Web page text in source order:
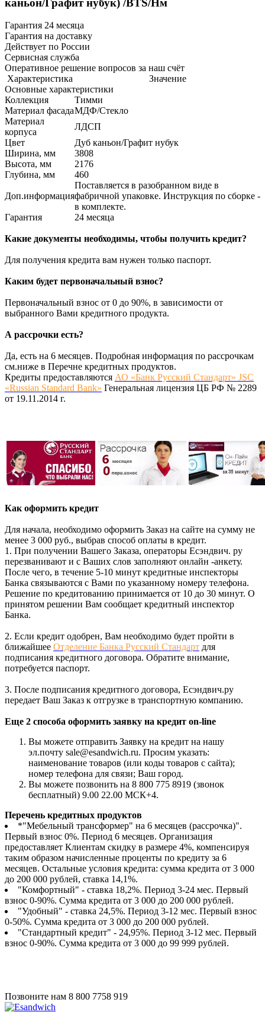
Гарантия 24 месяца
Гарантия на доставку
Действует по России
Сервисная служба
Оперативное решение вопросов за наш счёт
Характеристика
Значение
Основные характеристики
Коллекция
Тимми
Материал фасадаМДФ/Стекло
Материал
корпуса
ЛДСП
Цвет
Дуб каньон/Графит нубук
Ширина, мм
3808
Высота, мм
2176
Глубина, мм
460
Доп.информация
Поставляется в разобранном виде в
фабричной упаковке. Инструкция по сборке -
в комплекте.
Гарантия
24 месяца
Какие документы необходимы, чтобы получить кредит?
Для получения кредита вам нужен только паспорт.
Каким будет первоначальный взнос?
Первоначальный взнос от 0 до 90%, в зависимости от
выбранного Вами кредитного продукта.
А рассрочки есть?
Да, есть на 6 месяцев. Подробная информация по рассрочкам
см.ниже в Перечне кредитных продуктов.
Кредиты предоставляются АО «Банк Русский Стандарт» JSC
«Russian Standard Bank» Генеральная лицензия ЦБ РФ № 2289
от 19.11.2014 г.
Как оформить кредит
Для начала, необходимо оформить Заказ на сайте на сумму не
менее 3 000 руб., выбрав способ оплаты в кредит.
1. При получении Вашего Заказа, операторы Есэндвич. ру
перезванивают и с Ваших слов заполняют онлайн -анкету.
После чего, в течение 5-10 минут кредитные инспекторы
Банка связываются с Вами по указанному номеру телефона.
Решение по кредитованию принимается от 10 до 30 минут. О
принятом решении Вам сообщает кредитный инспектор
Банка.
2. Если кредит одобрен, Вам необходимо будет пройти в
ближайшее Отделение Банка Русский Стандарт для
подписания кредитного договора. Обратите внимание,
потребуется паспорт.
3. После подписания кредитного договора, Есэндвич.ру
передает Ваш Заказ к отгрузке в транспортную компанию.
Еще 2 способа оформить заявку на кредит on-line
Вы можете отправить Заявку на кредит на нашу
эл.почту sale@esandwich.ru. Просим указать:
наименование товаров (или коды товаров с сайта);
номер телефона для связи; Ваш город.
Вы можете позвонить на 8 800 775 8919 (звонок
бесплатный) 9.00 22.00 МСК+4.
Перечень кредитных продуктов
*"Мебельный трансформер" на 6 месяцев (рассрочка)".
Первый взнос 0%. Период 6 месяцев. Организация
предоставляет Клиентам скидку в размере 4%, компенсируя
таким образом начисленные проценты по кредиту за 6
месяцев. Остальные условия кредита: сумма кредита от 3 000
до 200 000 рублей, ставка 14,1%.
"Комфортный" - ставка 18,2%. Период 3-24 мес. Первый
взнос 0-90%. Сумма кредита от 3 000 до 200 000 рублей.
"Удобный" - ставка 24,5%. Период 3-12 мес. Первый взнос
0-50%. Сумма кредита от 3 000 до 200 000 рублей.
"Стандартный кредит" - 24,95%. Период 3-12 мес. Первый
взнос 0-90%. Сумма кредита от 3 000 до 99 999 рублей.
Позвоните нам 8 800 7758 919